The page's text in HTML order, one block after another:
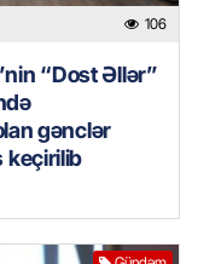
106
“Dost Əllər”
gənclər
keçirilib